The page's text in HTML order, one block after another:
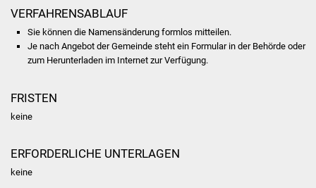
Projekte
Schulentwicklung Bizet
Ortsentwicklung
VERFAHRENSABLAUF
Sie können die Namensänderung formlos mitteilen.
Je nach Angebot der Gemeinde steht ein Formular in der Behörde oder
zum Herunterladen im Internet zur Verfügung.
FRISTEN
keine
ERFORDERLICHE UNTERLAGEN
keine